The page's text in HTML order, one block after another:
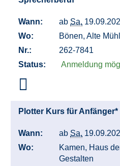
Wann: ab Sa.
Wo:
Bönen, Alte
Nr.:
262-7841
Status:
Anmeldung
Plotter Kurs für Anfänger*
Wann: ab Sa.
Wo:
Kamen, Haus
Gestalten